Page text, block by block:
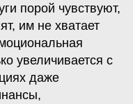
порой чувствуют,
им не хватает
увеличивается с
даже